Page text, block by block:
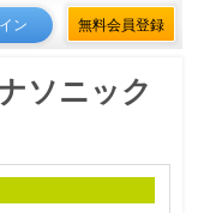
ン 無料会員登録
ソニック